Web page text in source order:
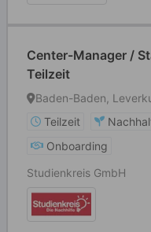
Center-Manager /
Teilzeit
Baden-Baden,
Teilzeit
Onboarding
Studienkreis GmbH